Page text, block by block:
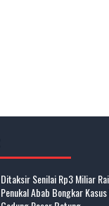
Ditaksir Senilai Rp3 Miliar
Penukal Abab Bongkar